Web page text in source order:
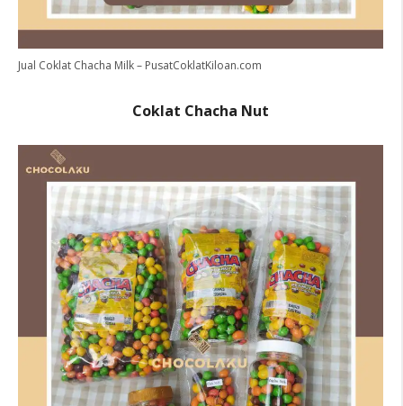
Jual Coklat Chacha Milk – PusatCoklatKiloan.com
Coklat Chacha Nut